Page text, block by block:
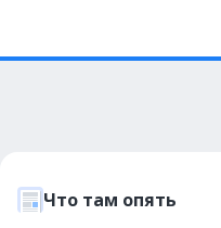
Что там опять